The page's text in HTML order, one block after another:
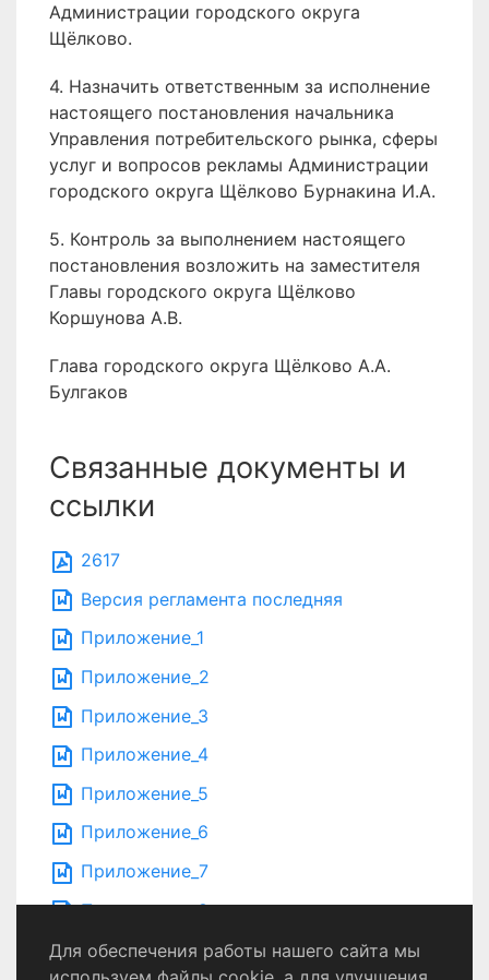
Администрации городского округа
Щёлково.
4. Назначить ответственным за исполнение
настоящего постановления начальника
Управления потребительского рынка, сферы
услуг и вопросов рекламы Администрации
городского округа Щёлково Бурнакина И.А.
5. Контроль за выполнением настоящего
постановления возложить на заместителя
Главы городского округа Щёлково
Коршунова А.В.
Глава городского округа Щёлково А.А.
Булгаков
Связанные документы и
ссылки
2617
Версия регламента последняя
Приложение_1
Приложение_2
Приложение_3
Приложение_4
Приложение_5
Приложение_6
Приложение_7
Приложение_8
Для обеспечения работы нашего сайта мы